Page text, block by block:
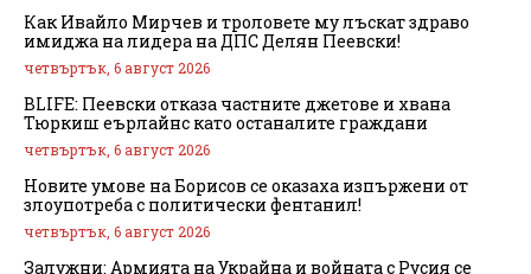
Как Ивайло Мирчев и троловете му лъскат здраво
имиджа на лидера на ДПС Делян Пеевски!
четвъртък, 6 август 2026
BLIFE: Пеевски отказа частните джетове и хвана
Тюркиш еърлайнс като останалите граждани
четвъртък, 6 август 2026
Новите умове на Борисов се оказаха изпържени от
злоупотреба с политически фентанил!
четвъртък, 6 август 2026
Залужни: Армията на Украйна и войната с Русия се